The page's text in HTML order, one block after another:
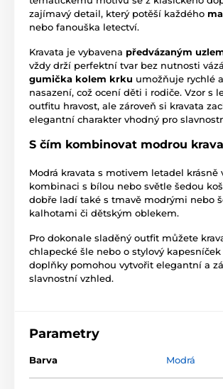
zajímavý detail, který potěší každého
nebo fanouška letectví.
Kravata je vybavena předvázaným
vždy drží perfektní tvar bez nutnosti
gumička kolem krku umožňuje rychlé
nasazení, což ocení děti i rodiče. Vzor s
outfitu hravost, ale zároveň si kravata
elegantní charakter vhodný pro
S čím kombinovat modrou
Modrá kravata s motivem letadel krásně
kombinaci s bílou nebo světle šedou
dobře ladí také s tmavě modrými nebo
kalhotami či dětským oblekem.
Pro dokonale sladěný outfit můžete
chlapecké šle nebo o stylový kapesníček
doplňky pomohou vytvořit elegantní a
slavnostní vzhled.
Parametry
Barva Modrá